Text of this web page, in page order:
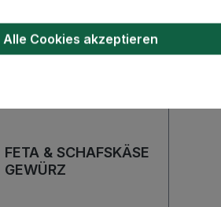
FETA & SCHAFSKÄSE
GEWÜRZ
Alle Cookies akzeptieren